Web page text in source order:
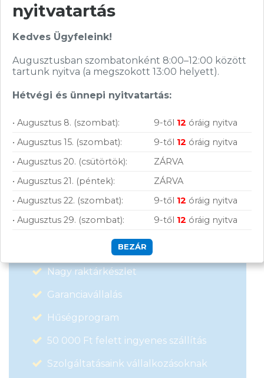
Hírlevelünkről bármikor leiratkozhatsz.
Elfogadom az ÁSZF-ben található
adatkezelési tájékoztatót.
FELIRATKOZOM
Vásárolj nálunk!
Nagy raktárkészlet
Garanciavállalás
Hűségprogram
50 000 Ft felett ingyenes szállítás
Szolgáltatásaink vállalkozásoknak
nyitvatartás
Kedves Ügyfeleink!
Augusztusban szombatonként 8:00–12:00 között
tartunk nyitva (a megszokott 13:00 helyett).
Hétvégi és ünnepi nyitvatartás:
• Augusztus 8. (szombat): 9-től 12 óráig nyitva
• Augusztus 15. (szombat):
9-től 12 óráig nyitva
• Augusztus 20. (csütörtök):
ZÁRVA
• Augusztus 21. (péntek):
ZÁRVA
• Augusztus 22. (szombat):
9-től 12 óráig nyitva
• Augusztus 29. (szombat):
9-től 12 óráig nyitva
BEZÁR